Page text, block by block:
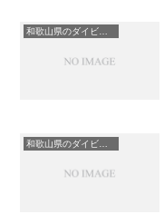
和歌山県のダイビングスポット・ポイント一覧
和歌山県のダイビングスポット・ポイント一覧